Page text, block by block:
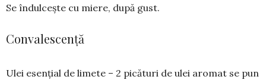
Se îndulcește cu miere, după gust.
Convalescență
Ulei esențial de limete – 2 pi­că­turi de ulei aromat se pun